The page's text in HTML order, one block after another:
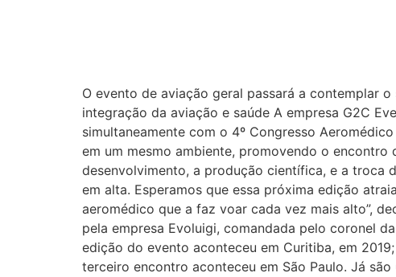
O evento de aviação geral passará a contemplar
integração da aviação e saúde A empresa G2C
simultaneamente com o 4º Congresso
em um mesmo ambiente, promovendo o
desenvolvimento, a produção científica, e a troca
em alta. Esperamos que essa próxima edição
aeromédico que a faz voar cada vez mais alto”,
pela empresa Evoluigi, comandada pelo coronel
edição do evento aconteceu em Curitiba, em
terceiro encontro aconteceu em São Paulo. Já